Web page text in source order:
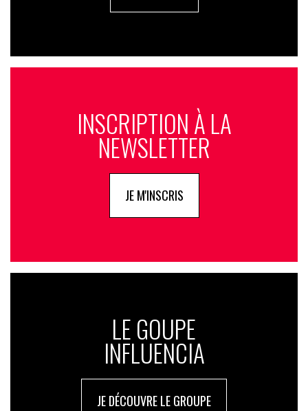
INSCRIPTION À LA
NEWSLETTER
JE M'INSCRIS
LE GOUPE
INFLUENCIA
JE DÉCOUVRE LE GROUPE